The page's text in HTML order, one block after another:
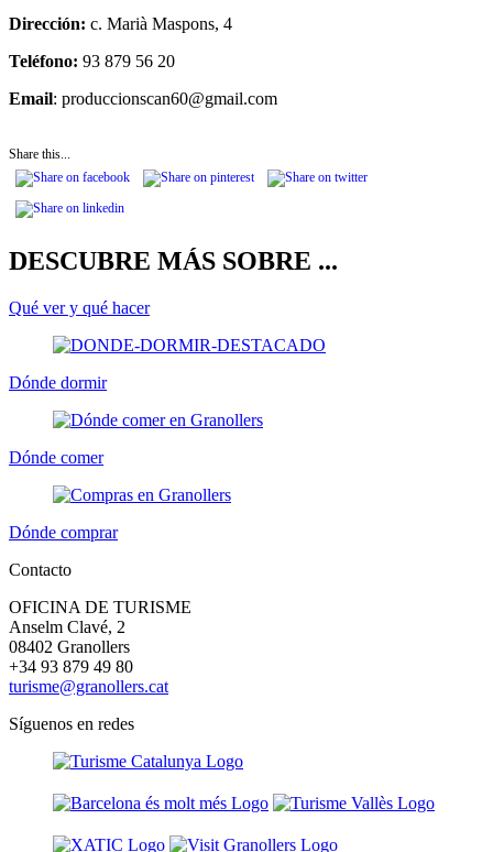
Dirección: c. Marià Maspons, 4
Teléfono: 93 879 56 20
Email: produccionscan60@gmail.com
Share this...
DESCUBRE MÁS SOBRE ...
Qué ver y qué hacer
Dónde dormir
Dónde comer
Dónde comprar
Contacto
OFICINA DE TURISME
Anselm Clavé, 2
08402 Granollers
+34 93 879 49 80
turisme@granollers.cat
Síguenos en redes